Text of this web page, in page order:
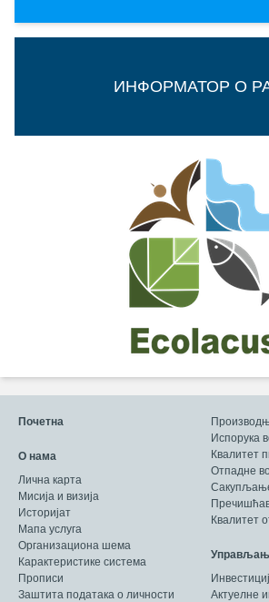
ИНФОРМАТОР О
Почетна
О нама
Лична карта
Мисија и визија
Историјат
Мапа услуга
Организациона шема
Карактеристике система
Прописи
Заштита података о личности
Испорука
Квалитет
Отпадне
Квалитет
Актуелне